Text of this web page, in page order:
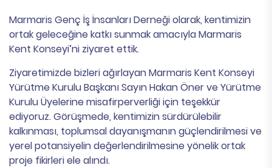
Marmaris Genç İş İnsanları Derneği olarak, kentimizin
ortak geleceğine katkı sunmak amacıyla Marmaris
Kent Konseyi’ni ziyaret ettik.
Ziyaretimizde bizleri ağırlayan Marmaris Kent Konseyi
Yürütme Kurulu Başkanı Sayın Hakan Öner ve Yürütme
Kurulu Üyelerine misafirperverliği için teşekkür
ediyoruz. Görüşmede, kentimizin sürdürülebilir
kalkınması, toplumsal dayanışmanın güçlendirilmesi ve
yerel potansiyelin değerlendirilmesine yönelik ortak
proje fikirleri ele alındı.